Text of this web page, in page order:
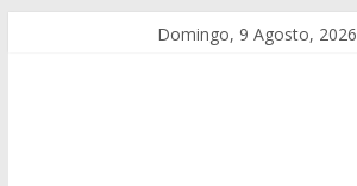
Domingo, 9 Agosto, 2026